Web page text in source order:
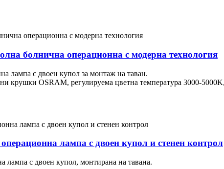
болнична операционна с модерна технология
лампа с двоен купол за монтаж на таван.
крушки OSRAM, регулируема цветна температура 3000-
лампа с двоен купол и стенен контрол
лампа с двоен купол, монтирана на тавана.